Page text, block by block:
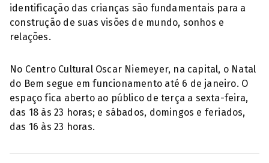
identificação das crianças são fundamentais para a
construção de suas visões de mundo, sonhos e
relações.
No Centro Cultural Oscar Niemeyer, na capital, o Natal
do Bem segue em funcionamento até 6 de janeiro. O
espaço fica aberto ao público de terça a sexta-feira,
das 18 às 23 horas; e sábados, domingos e feriados,
das 16 às 23 horas.